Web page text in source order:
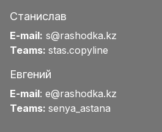
Станислав
E-mail: s@rashodka.kz
Teams: stas.copyline
Евгений
E-mail: e@rashodka.kz
Teams: senya_astana